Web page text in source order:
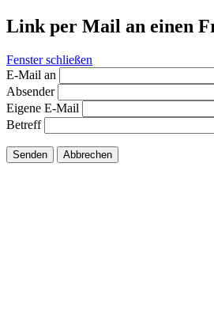
Link per Mail an einen
Fenster schließen
E-Mail an
Absender
Eigene E-Mail
Betreff
Senden Abbrechen